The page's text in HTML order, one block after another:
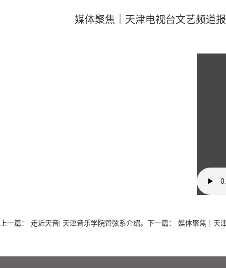
媒体聚焦｜天津电视台文艺频道
上一篇： 走近天音| 天津音乐学院管弦系介绍。 下一篇： 媒体聚焦｜天